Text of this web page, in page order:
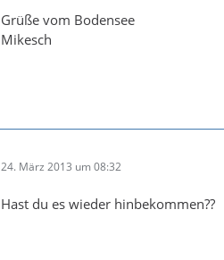
Grüße vom Bodensee
Mikesch
24. März 2013 um 08:32
Hast du es wieder hinbekommen??